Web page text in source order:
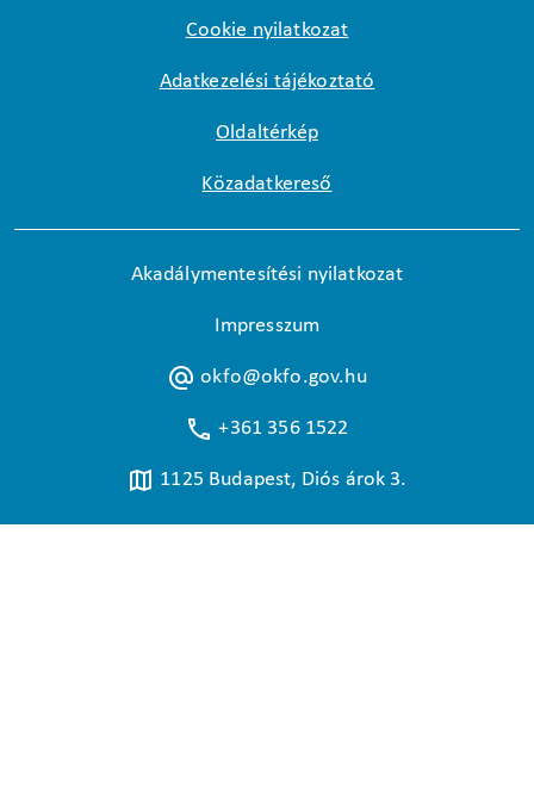
Cookie nyilatkozat
Adatkezelési tájékoztató
Oldaltérkép
Közadatkereső
Akadálymentesítési nyilatkozat
Impresszum
okfo@okfo.gov.hu
+361 356 1522
1125 Budapest, Diós árok 3.